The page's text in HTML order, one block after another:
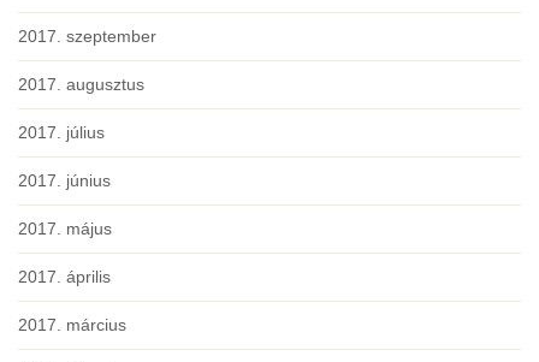
2017. szeptember
2017. augusztus
2017. július
2017. június
2017. május
2017. április
2017. március